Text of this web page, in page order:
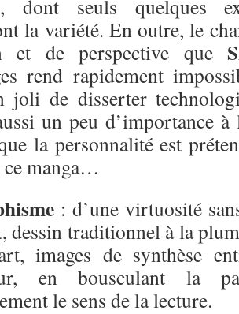
dont seuls quelques
la variété. En outre, le
et de perspective que
rend rapidement
joli de disserter
un peu d’importance
la personnalité est
ce manga…
: d’une virtuosité
dessin traditionnel à la
images de synthèse
en bousculant la
le sens de la lecture.